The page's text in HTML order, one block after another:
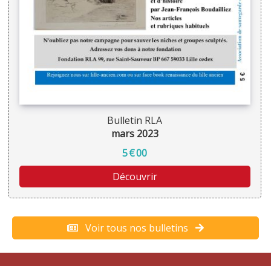
Bulletin RLA
mars 2023
5€00
Découvrir
Voir tous nos bulletins